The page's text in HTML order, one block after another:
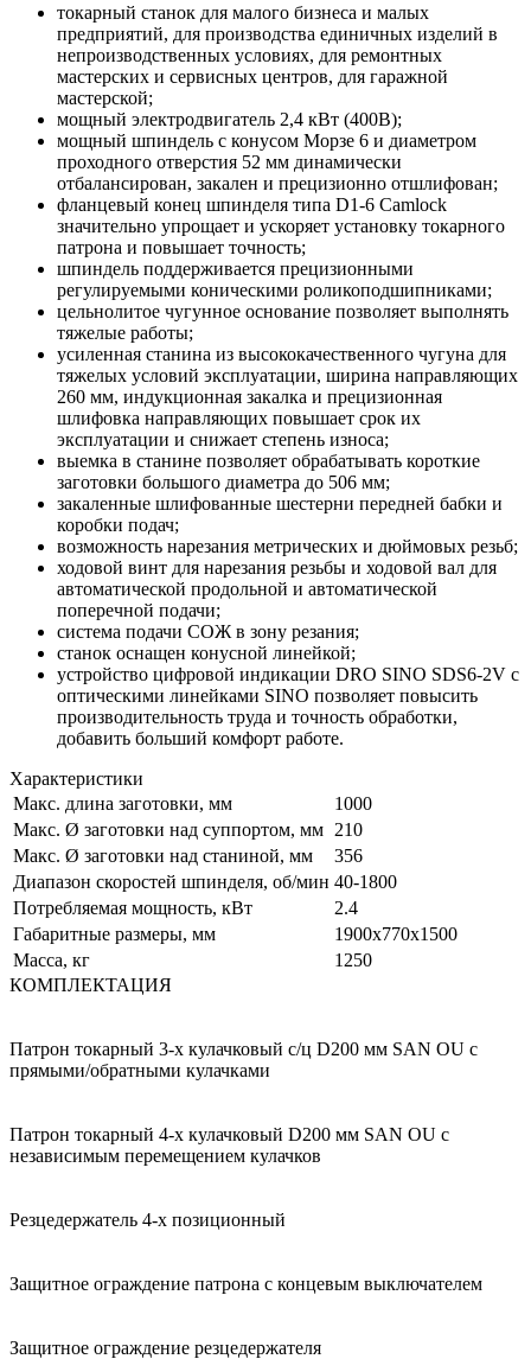
токарный станок для малого бизнеса и малых
предприятий, для производства единичных изделий в
непроизводственных условиях, для ремонтных
мастерских и сервисных центров, для гаражной
мастерской;
мощный электродвигатель 2,4 кВт (400В);
мощный шпиндель с конусом Морзе 6 и диаметром
проходного отверстия 52 мм динамически
отбалансирован, закален и прецизионно отшлифован;
фланцевый конец шпинделя типа D1-6 Camlock
значительно упрощает и ускоряет установку токарного
патрона и повышает точность;
шпиндель поддерживается прецизионными
регулируемыми коническими роликоподшипниками;
цельнолитое чугунное основание позволяет выполнять
тяжелые работы;
усиленная станина из высококачественного чугуна для
тяжелых условий эксплуатации, ширина направляющих
260 мм, индукционная закалка и прецизионная
шлифовка направляющих повышает срок их
эксплуатации и снижает степень износа;
выемка в станине позволяет обрабатывать короткие
заготовки большого диаметра до 506 мм;
закаленные шлифованные шестерни передней бабки и
коробки подач;
возможность нарезания метрических и дюймовых резьб;
ходовой винт для нарезания резьбы и ходовой вал для
автоматической продольной и автоматической
поперечной подачи;
система подачи СОЖ в зону резания;
станок оснащен конусной линейкой;
устройство цифровой индикации DRO SINO SDS6-2V с
оптическими линейками SINO позволяет повысить
производительность труда и точность обработки,
добавить больший комфорт работе.
Характеристики
Макс. длина заготовки, мм
1000
Макс. Ø заготовки над суппортом, мм 210
Макс. Ø заготовки над станиной, мм
356
Диапазон скоростей шпинделя, об/мин 40-1800
Потребляемая мощность, кВт
2.4
Габаритные размеры, мм
1900x770x1500
Масса, кг
1250
КОМПЛЕКТАЦИЯ
Патрон токарный 3-х кулачковый с/ц D200 мм SAN OU с
прямыми/обратными кулачками
Патрон токарный 4-х кулачковый D200 мм SAN OU с
независимым перемещением кулачков
Резцедержатель 4-х позиционный
Защитное ограждение патрона с концевым выключателем
Защитное ограждение резцедержателя